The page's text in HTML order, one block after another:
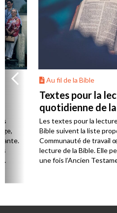
Au fil de la Bible
Textes pour la
quotidienne de
Les textes pour la
Bible suivent la liste
Communauté de travail
lecture de la Bible. Elle
une fois l’Ancien